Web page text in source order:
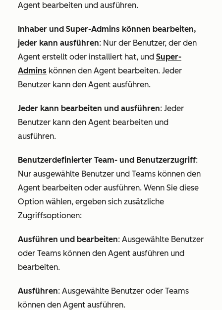
Agent bearbeiten und ausführen.
Inhaber und Super-Admins können bearbeiten,
jeder kann ausführen: Nur der Benutzer, der den
Agent erstellt oder installiert hat, und Super-
Admins können den Agent bearbeiten. Jeder
Benutzer kann den Agent ausführen.
Jeder kann bearbeiten und ausführen: Jeder
Benutzer kann den Agent bearbeiten und
ausführen.
Benutzerdefinierter Team- und Benutzerzugriff:
Nur ausgewählte Benutzer und Teams können den
Agent bearbeiten oder ausführen. Wenn Sie diese
Option wählen, ergeben sich zusätzliche
Zugriffsoptionen:
Ausführen und bearbeiten: Ausgewählte Benutzer
oder Teams können den Agent ausführen und
bearbeiten.
Ausführen: Ausgewählte Benutzer oder Teams
können den Agent ausführen.